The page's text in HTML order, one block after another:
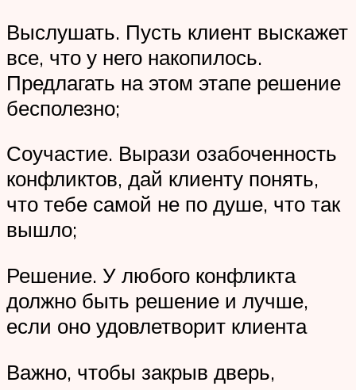
Выслушать. Пусть клиент выскажет
все, что у него накопилось.
Предлагать на этом этапе решение
бесполезно;
Соучастие. Вырази озабоченность
конфликтов, дай клиенту понять,
что тебе самой не по душе, что так
вышло;
Решение. У любого конфликта
должно быть решение и лучше,
если оно удовлетворит клиента
Важно, чтобы закрыв дверь,